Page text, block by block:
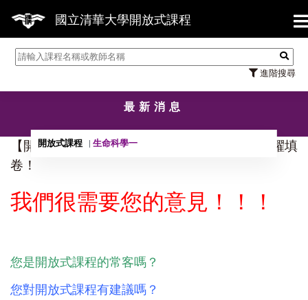
國立清華大學開放式課程
進階搜尋
最新消息
開放式課程 生命科學一
【開放式課程問卷調查】優質課程推薦請您踴躍填
卷！
我們很需要您的意見！！！
您是開放式課程的常客嗎？
您對開放式課程有建議嗎？